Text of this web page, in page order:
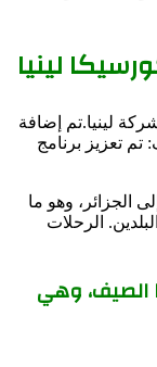
لينيا
لينيا.تم إضافة
تم تعزيز برنامج
الجزائر، وهو ما
الرحلات
الصيف، وهي